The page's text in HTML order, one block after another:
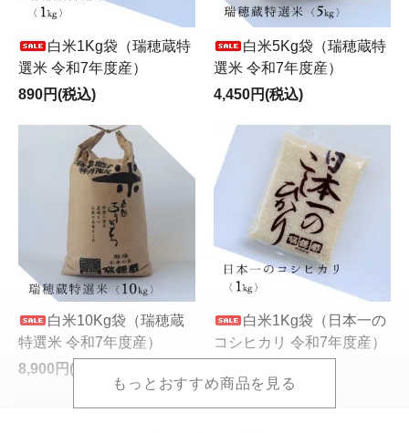
白米1Kg袋（瑞穂蔵特
選米 令和7年度産）
890円(税込)
白米5Kg袋（瑞穂蔵特
選米 令和7年度産）
4,450円(税込)
白米10Kg袋（瑞穂蔵
特選米 令和7年度産）
8,900円(税込)
白米1Kg袋（日本一の
コシヒカリ 令和7年度産）